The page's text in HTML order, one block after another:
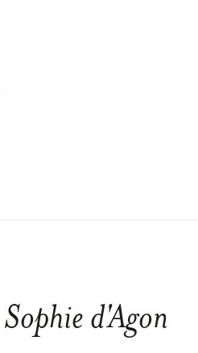
Sophie d'Agon